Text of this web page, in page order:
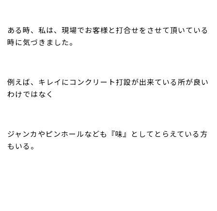
ある時、私は、現場でお客様と打合せをさせて頂いている
時に気づきました。
例えば、キレイにコンクリート打設が出来ている所が良い
わけではなく
ジャンカやピンホールなども『味』としてとらえている方
もいる。